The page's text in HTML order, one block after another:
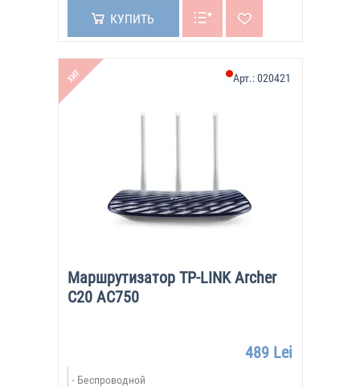
КУПИТЬ
ХИТ
Маршрутизатор TP-LINK Archer
C20 AC750
Арт.:020421
489 Lei
Беспроводной